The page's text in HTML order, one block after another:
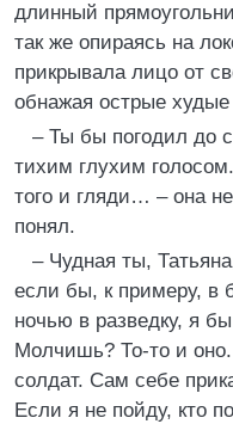
длинный
так же опираясь на
прикрывала лицо от
обнажая острые
– Ты бы погодил до
тихим глухим
того и гляди… – она
понял.
– Чудная ты,
если бы, к примеру, в
ночью в разведку, я
Молчишь? То-то и
солдат. Сам себе
Если я не пойду, кто